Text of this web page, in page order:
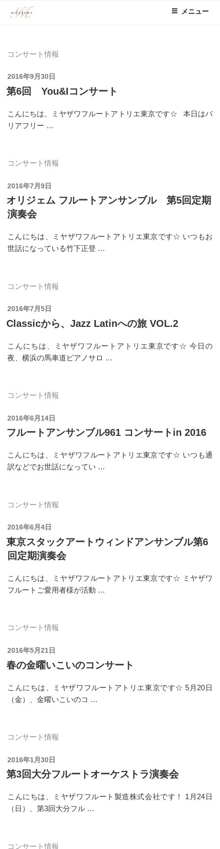
キ
メニュー
コンサート情報
投
稿
2016年9月30日
第6回 You&Iコンサート
こんにちは、ミヤザワフルートアトリエ東京です☆ 本日はバ
リアフリー …
コンサート情報
投
稿
日:
2016年7月9日
オリジェム フルートアンサンブル 第5回定期
演奏会
こんにちは、ミヤザワフルートアトリエ東京です☆ いつもお
世話になっている竹下正登 …
コンサート情報
投
稿
2016年7月5日
Classicから、Jazz Latinへの旅 VOL.2
こんにちは、ミヤザワフルートアトリエ東京です☆ 今日の
夜、横浜の馬車道ピアノサロ …
コンサート情報
投
稿
2016年6月14日
フルートアンサンブル961 コンサートin 2016
こんにちは、ミヤザワフルートアトリエ東京です☆ いつも通
訳などでお世話になってい …
コンサート情報
投
稿
日:
2016年6月4日
東京スタックアートウィンドアンサンブル第6
回定期演奏会
こんにちは、ミヤザワフルートアトリエ東京です☆ ミヤザワ
フルートご愛用者様が活動 …
コンサート情報
投
稿
2016年5月21日
春の金曜いこいのコンサート
こんにちは、ミヤザワフルートアトリエ東京です☆ 5月20日
（金）、金曜いこいのコ …
コンサート情報
投
稿
2016年1月30日
第3回大分フルートオーケストラ演奏会
こんにちは、ミヤザワフルート製造株式会社です！ 1月24日
（日）、第3回大分フル …
コンサート情報